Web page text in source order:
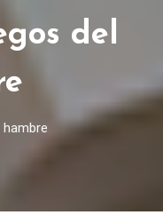
del